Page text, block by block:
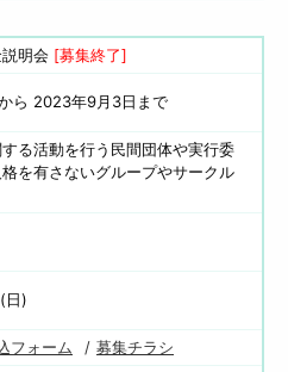
明会 [募集終了]
ら 2023年9月3日まで
る活動を行う民間団体や実行委
を有さないグループやサークル
日)
フォーム 募集チラシ